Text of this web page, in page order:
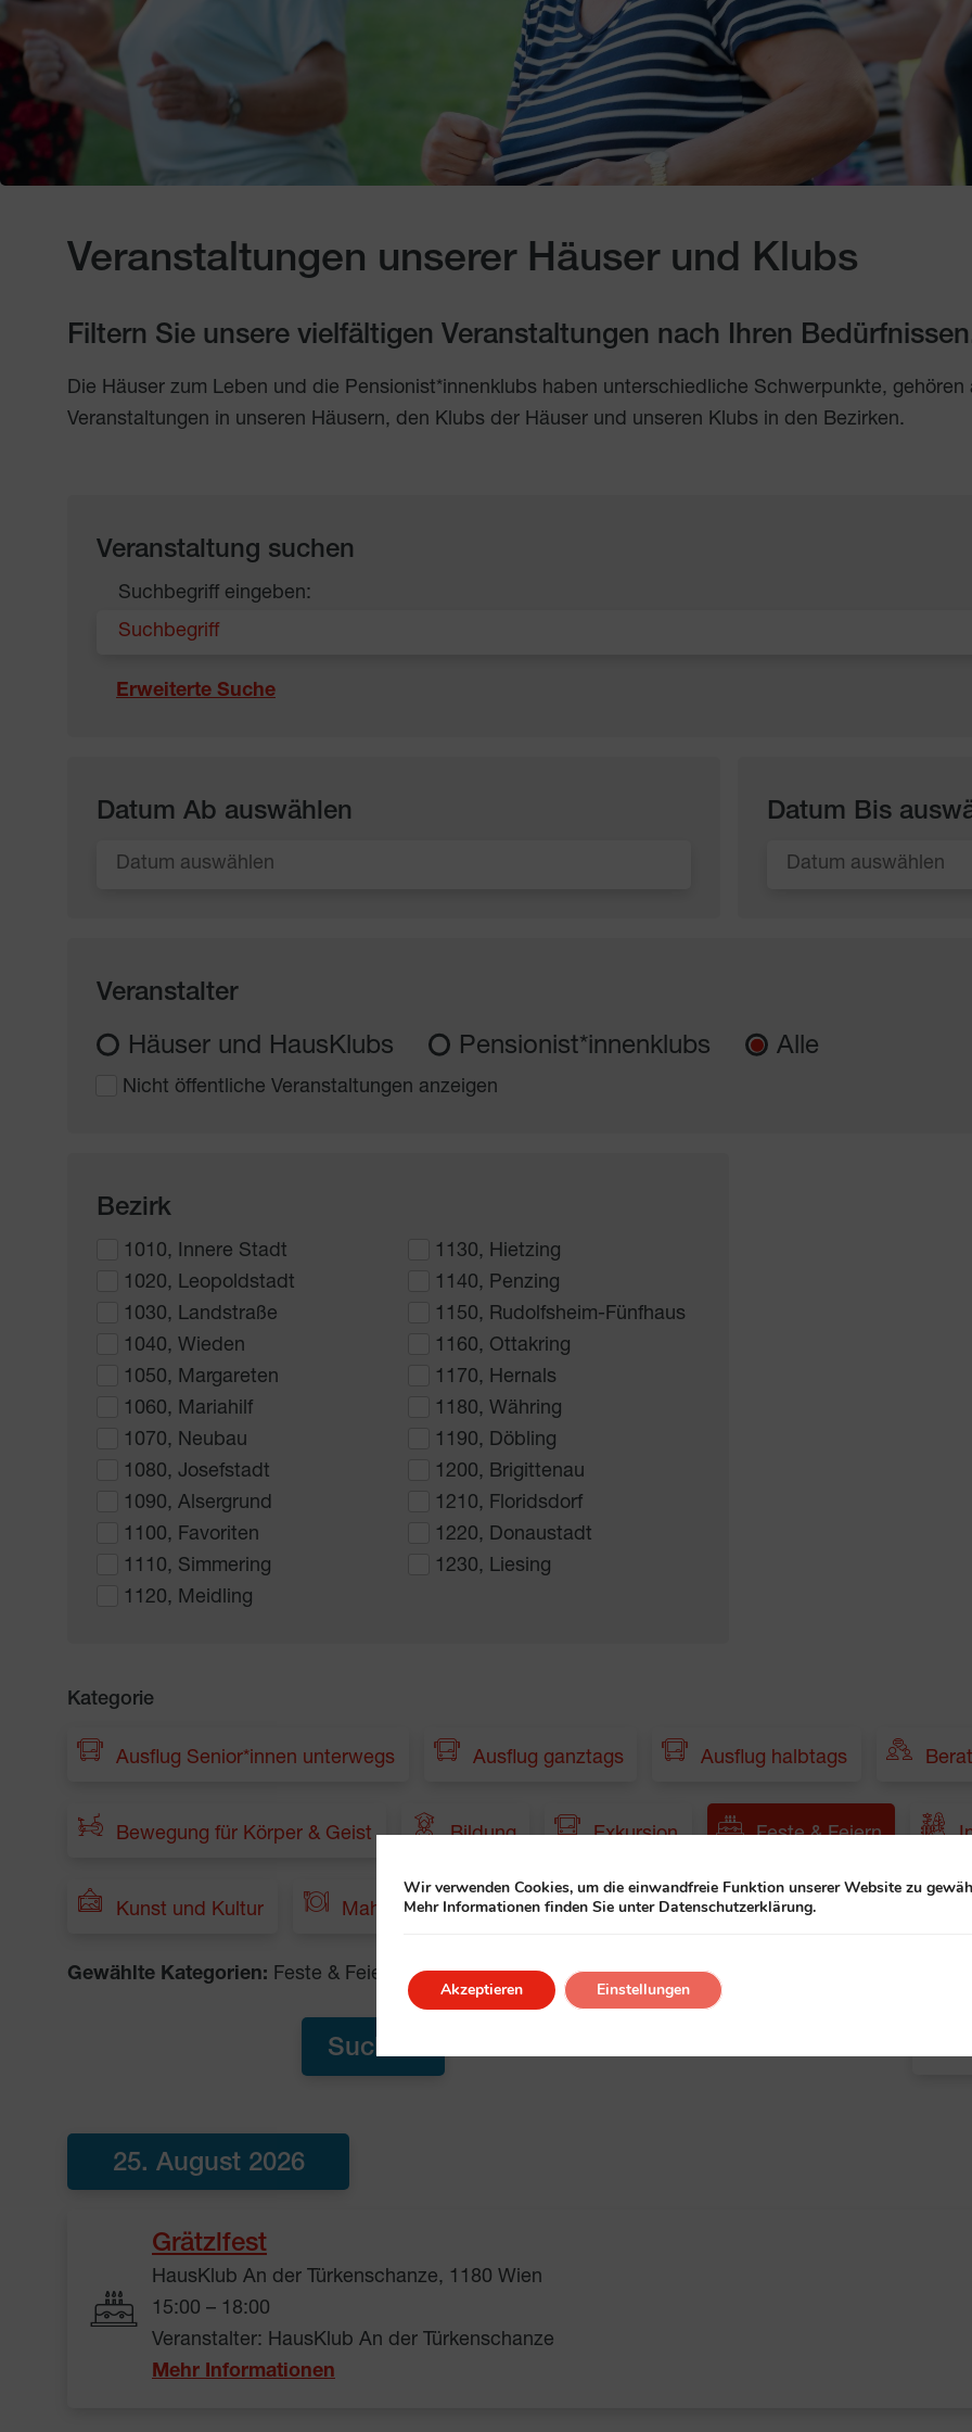
Veranstaltungen unserer Häuser und Klubs
Filtern Sie unsere vielfältigen Veranstaltungen nach Ihren
Die Häuser zum Leben und die Pensionist*innenklubs haben unterschiedliche Schwerpunkte,
Veranstaltungen in unseren Häusern, den Klubs der Häuser und unseren Klubs in den Bezirken.
Veranstaltung suchen
Suchbegriff eingeben:
Erweiterte Suche
Datum Ab auswählen Datum Bis
Veranstalter
Häuser und HausKlubs Pensionist*innenklubs Alle
Nicht öffentliche Veranstaltungen anzeigen
Bezirk
1010, Innere Stadt
1020, Leopoldstadt
1030, Landstraße
1040, Wieden
1050, Margareten
1060, Mariahilf
1070, Neubau
1080, Josefstadt
1090, Alsergrund
1100, Favoriten
1110, Simmering
1120, Meidling
1130, Hietzing
1140, Penzing
1150, Rudolfsheim-Fünfhaus
1160, Ottakring
1170, Hernals
1180, Währing
1190, Döbling
1200, Brigittenau
1210, Floridsdorf
1220, Donaustadt
1230, Liesing
Kategorie
Ausflug Senior*innen unterwegs Ausflug ganztags Ausflug halbtags
Bewegung für Körper & Geist Bildung Exkursion Feste & Feiern
Kunst und Kultur Mahlzeit Musik und Tanz Pflegende Angehörige
Gewählte Kategorien: Feste & Feiern
25. August 2026
Grätzlfest
HausKlub An der Türkenschanze, 1180 Wien
15:00 – 18:00
Veranstalter: HausKlub An der Türkenschanze
Mehr Informationen
Wir verwenden Cookies, um die einwandfreie Funktion unserer Website zu
Mehr Informationen finden Sie unter Datenschutzerklärung.
Akzeptieren Einstellungen